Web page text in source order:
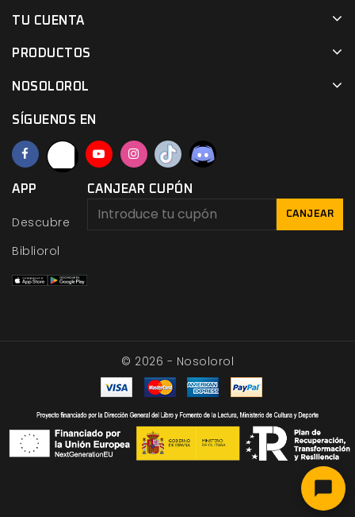
TU CUENTA
PRODUCTOS
NOSOLOROL
SÍGUENOS EN
APP
Descubre
Bibliorol
CANJEAR CUPÓN
CANJEAR
© 2026 - Nosolorol